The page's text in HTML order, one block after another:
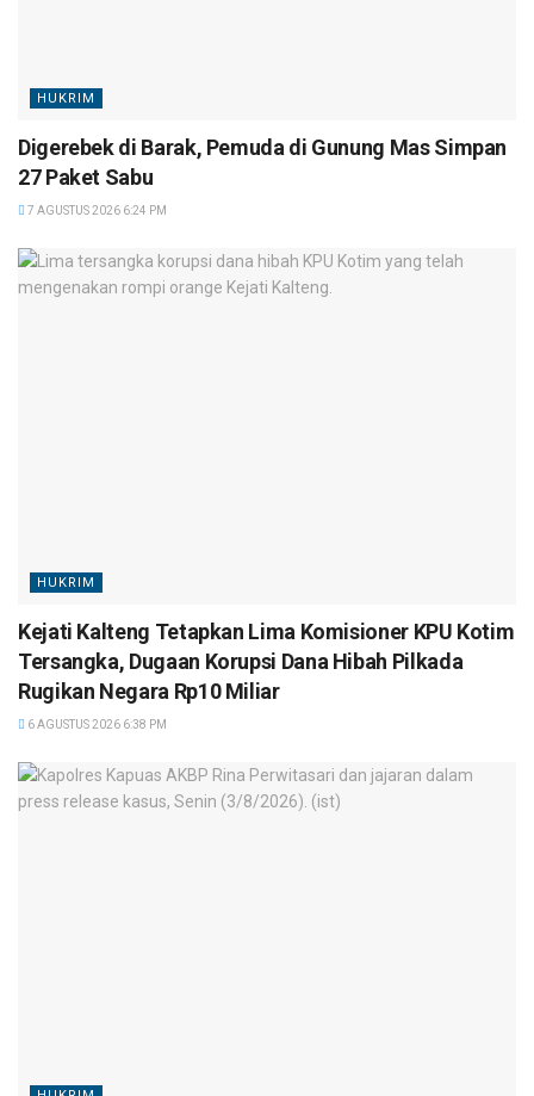
HUKRIM
Digerebek di Barak, Pemuda di Gunung Mas Simpan
27 Paket Sabu
7 AGUSTUS 2026 6:24 PM
HUKRIM
Kejati Kalteng Tetapkan Lima Komisioner KPU Kotim
Tersangka, Dugaan Korupsi Dana Hibah Pilkada
Rugikan Negara Rp10 Miliar
6 AGUSTUS 2026 6:38 PM